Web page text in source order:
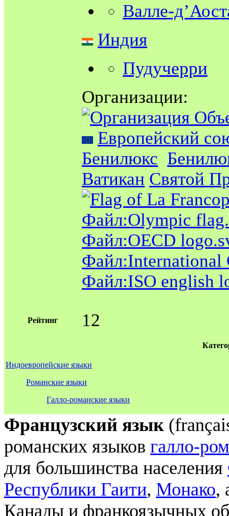
Валле-
Индия
Пудучерри
Организации:
Европейский
Бенилюкс
Ватикан Святой
Файл:Olympic
Файл:OECD
Файл:International
Файл:ISO english
Рейтинг 12
Индоевропейские языки
Романские языки
Галло-романские языки
Французский язык
романских языков галло-
для большинства населения
Республики Гаити, Монако,
Канады и франкоязычных